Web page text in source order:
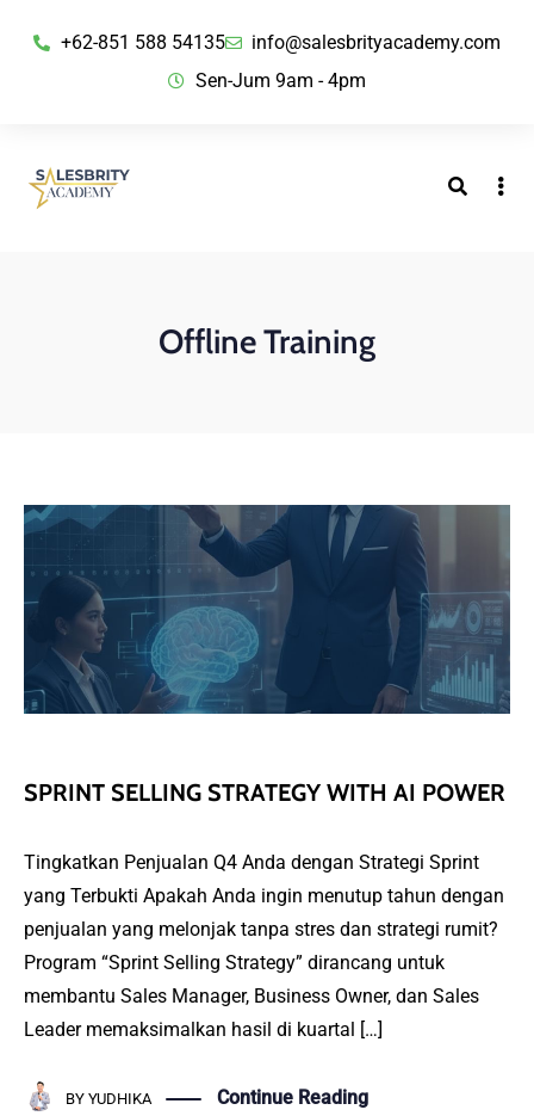
+62-851 588 54135
info@salesbrityacademy.com
Sen-Jum 9am - 4pm
Offline Training
SPRINT SELLING STRATEGY WITH AI POWER
Tingkatkan Penjualan Q4 Anda dengan Strategi Sprint
yang Terbukti Apakah Anda ingin menutup tahun dengan
penjualan yang melonjak tanpa stres dan strategi rumit?
Program “Sprint Selling Strategy” dirancang untuk
membantu Sales Manager, Business Owner, dan Sales
Leader memaksimalkan hasil di kuartal […]
BY YUDHIKA Continue Reading